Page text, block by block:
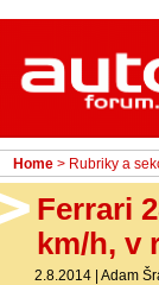
Home > Rubriky a
Ferrari
km/h, v
2.8.2014 | Adam